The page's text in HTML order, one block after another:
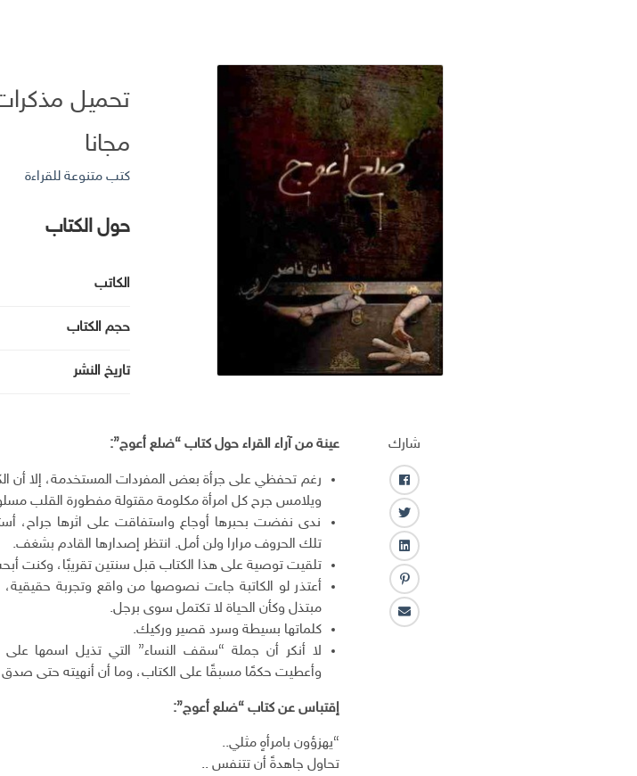
مجانا
كتب متنوعة للقراءة
حول الكتاب
الكاتب
حجم الكتاب
تاريخ النشر
شارك
ف
ا
ي
س
ب
و
ك
ت
و
ي
ت
ر
ل
ي
ن
ك
ـ
ب
ن
تا
عينة من آراء القراء حول كتاب “ضلع أعوج”:
رغم تحفظي على جرأة بعض المفردات المستخدمة، إلا أن
ويلامس جرح كل امرأة مكلومة مقتولة مفطورة القلب
ندى نفضت بحبرها أوجاع واستفاقت على اثرها جراح،
تلك الحروف مرارا ولن أمل. انتظر إصدارها القادم بشغف.
تلقيت توصية على هذا الكتاب قبل سنتين تقريبًا، وكنت
أعتذر لو الكاتبة جاءت نصوصها من واقع وتجربة
مبتذل وكأن الحياة لا تكتمل سوى برجل.
كلماتها بسيطة وسرد قصير وركيك.
لا أنكر أن جملة “سقف النساء” التي تذيل اسمها على
وأعطيت حكمًا مسبقًا على الكتاب، وما أن أنهيته حتى
إقتباس عن كتاب “ضلع أعوج”:
“يهزؤون بامرأهٍ مثلي..
تحاول جاهدةً أن تتنفس ..